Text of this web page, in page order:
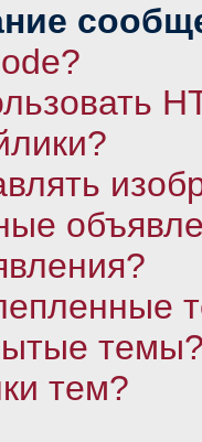
тем?